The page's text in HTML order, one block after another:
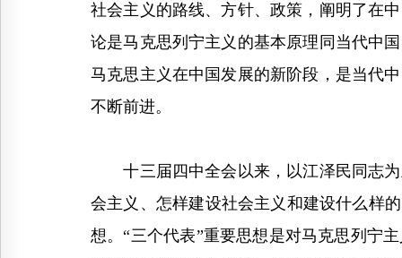
社会主义的路线、方针、政策，阐明了在
论是马克思列宁主义的基本原理同当代中
马克思主义在中国发展的新阶段，是当代
不断前进。
十三届四中全会以来，以江泽民同志为
会主义、怎样建设社会主义和建设什么样
想。“三个代表”重要思想是对马克思列宁